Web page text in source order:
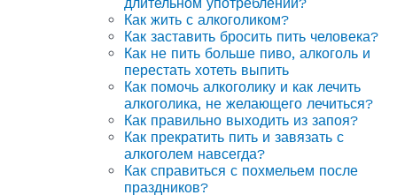
Как жить с алкоголиком?
Как заставить бросить пить человека?
Как не пить больше пиво, алкоголь и
перестать хотеть выпить
Как помочь алкоголику и как лечить
алкоголика, не желающего лечиться?
Как правильно выходить из запоя?
Как прекратить пить и завязать с
алкоголем навсегда?
Как справиться с похмельем после
праздников?